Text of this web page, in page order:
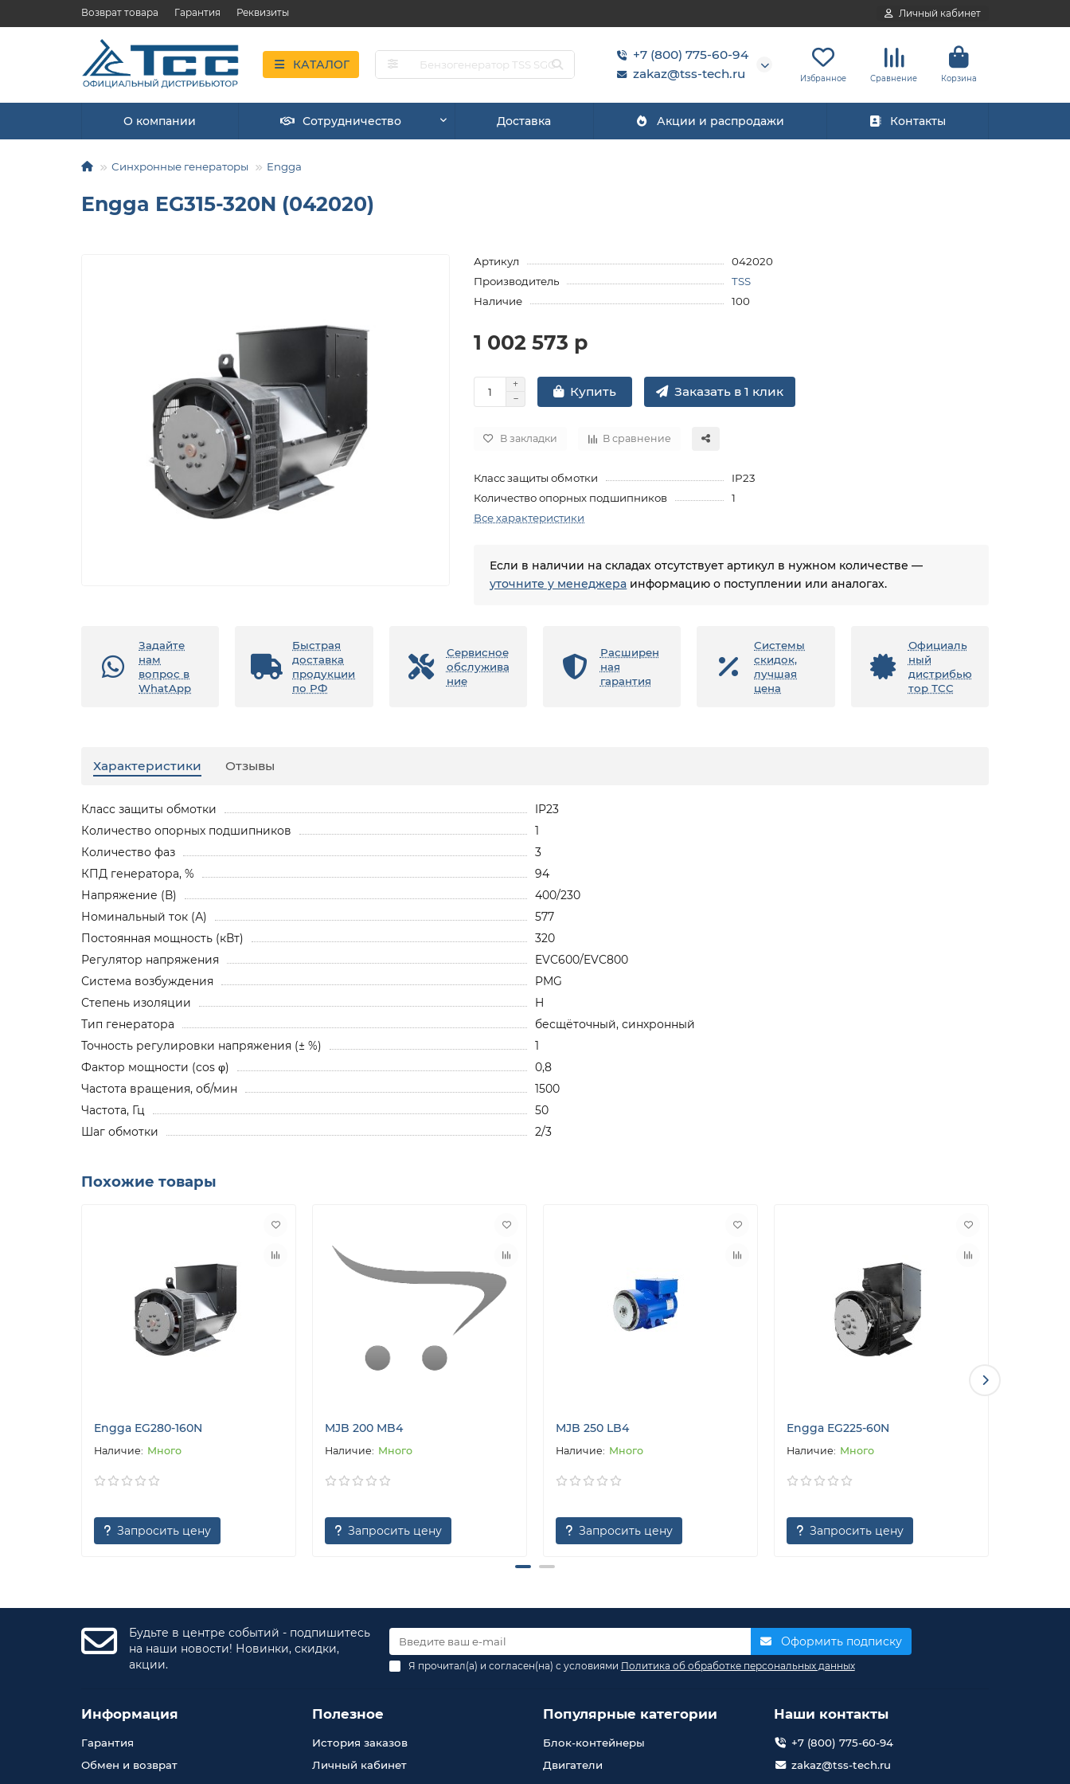
Возврат товара Гарантия Реквизиты Личный кабинет
КАТАЛОГ
+7 (800) 775-60-94
zakaz@tss-tech.ru
Избранное Сравнение Корзина
О компании Сотрудничество Доставка Акции и распродажи Контакты
Синхронные генераторы Engga
Engga EG315-320N (042020)
Артикул
042020
Производитель
TSS
Наличие
100
1 002 573 р
Купить Заказать в 1 клик
В закладки В сравнение
Класс защиты обмотки
IP23
Количество опорных подшипников
1
Все характеристики
Если в наличии на складах отсутствует артикул в нужном количестве —
уточните у менеджера информацию о поступлении или аналогах.
Задайте
нам
вопрос в
WhatApp
Быстрая
доставка
продукции
по РФ
Сервисное
обслужива
ние
Расширен
ная
гарантия
Системы
скидок,
лучшая
цена
Официаль
ный
дистрибью
тор ТСС
Характеристики Отзывы
Класс защиты обмотки
IP23
Количество опорных подшипников
1
Количество фаз
3
КПД генератора, %
94
Напряжение (В)
400/230
Номинальный ток (А)
577
Постоянная мощность (кВт)
320
Регулятор напряжения
EVC600/EVC800
Система возбуждения
PMG
Степень изоляции
H
Тип генератора
бесщёточный, синхронный
Точность регулировки напряжения (± %)
1
Фактор мощности (cos φ)
0,8
Частота вращения, об/мин
1500
Частота, Гц
50
Шаг обмотки
2/3
Похожие товары
Engga EG280-160N
Много
Запросить цену
MJB 200 MB4
Много
Запросить цену
MJB 250 LB4
Много
Запросить цену
Engga EG225-60N
Много
Запросить цену
Будьте в центре событий - подпишитесь
на наши новости! Новинки, скидки,
акции.
Оформить подписку
Я прочитал(а) и согласен(на) с условиями Политика об обработке персональных данных
Информация
Гарантия
Обмен и возврат
Полезное
История заказов
Личный кабинет
Популярные категории
Блок-контейнеры
Двигатели
Наши контакты
+7 (800) 775-60-94
zakaz@tss-tech.ru